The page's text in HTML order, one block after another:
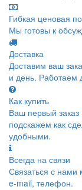
Гибкая ценовая
Мы готовы к
Доставка
Доставим ваш
и день. Работаем
Как купить
Ваш первый
подскажем как
удобными.
Всегда на связи
Связаться с
e-mail, телефон.